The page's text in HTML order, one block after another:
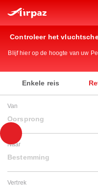
Controleer het
Blijf hier op de hoogte van uw
Enkele reis
Van
Oorsprong
Naar
Bestemming
Vertrek